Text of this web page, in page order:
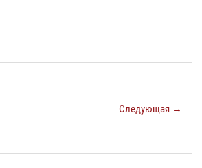
Следующая →